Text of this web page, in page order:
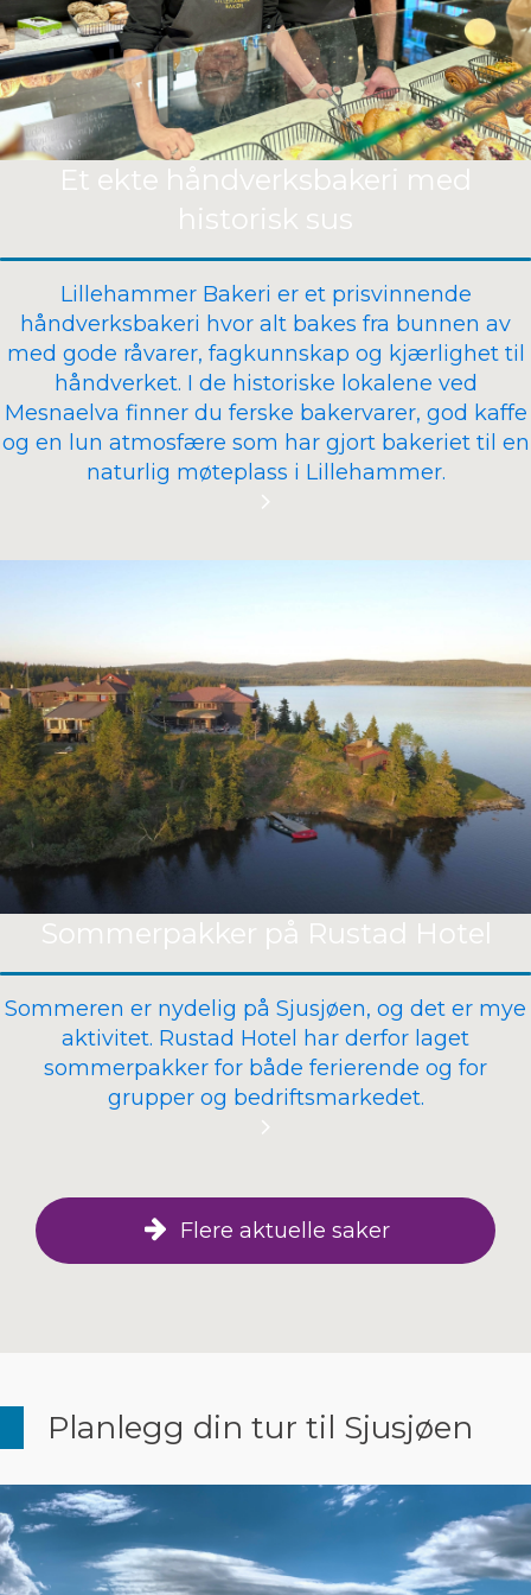
Et ekte håndverksbakeri med
historisk sus
Lillehammer Bakeri er et prisvinnende
håndverksbakeri hvor alt bakes fra bunnen av
med gode råvarer, fagkunnskap og kjærlighet til
håndverket. I de historiske lokalene ved
Mesnaelva finner du ferske bakervarer, god kaffe
og en lun atmosfære som har gjort bakeriet til en
naturlig møteplass i Lillehammer.
Sommerpakker på Rustad Hotel
Sommeren er nydelig på Sjusjøen, og det er mye
aktivitet. Rustad Hotel har derfor laget
sommerpakker for både ferierende og for
grupper og bedriftsmarkedet.
Flere aktuelle saker
Planlegg din tur til Sjusjøen